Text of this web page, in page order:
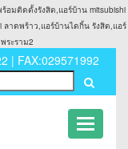
อมติดตั้งรังสิต,แอร์บ้าน mitsubishi
าดพร้าว,แอร์บ้านไดกิ้น รังสิต,แอร์
ระราม2
| FAX:029571992
Toggle